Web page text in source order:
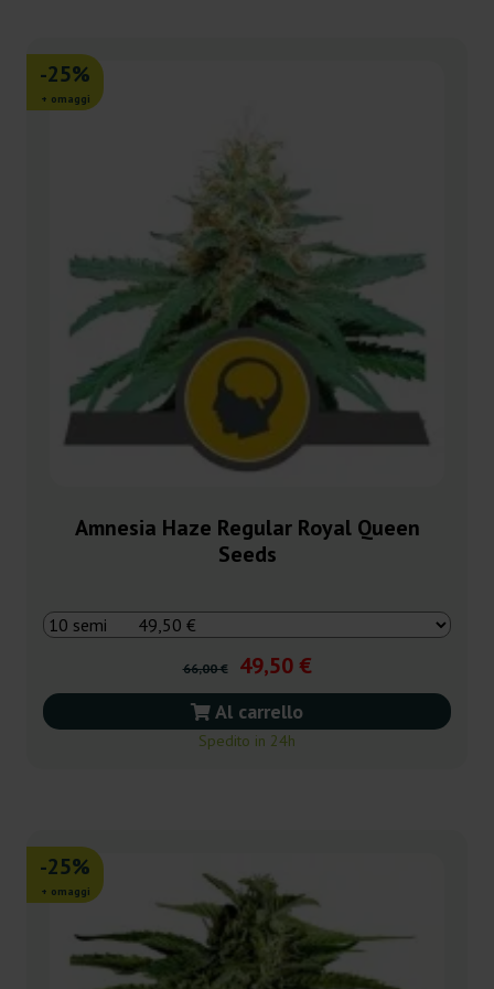
-25%
+ omaggi
Amnesia Haze Regular Royal Queen
Seeds
66,00 € 49,50 €
Al carrello
Spedito in 24h
-25%
+ omaggi